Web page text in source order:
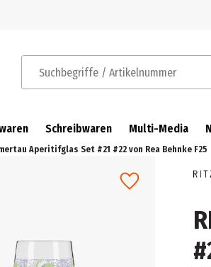
Suchbegriffe / Artikelnummer
Schreibwaren Multi-Media
Aperitifglas Set #21 #22 von Rea Behnke F25